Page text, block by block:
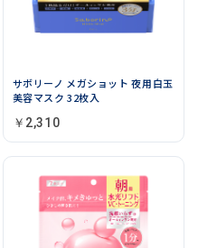
サボリーノ メガショット 夜用白玉
美容マスク 32枚入
￥2,310